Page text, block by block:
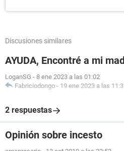
Discusiones similares
AYUDA, Encontré a mi
LoganSG - 8 ene 2023 a las 01:02
Fabriciodongo - 19 ene 2023 a las
2 respuestas
Opinión sobre incesto